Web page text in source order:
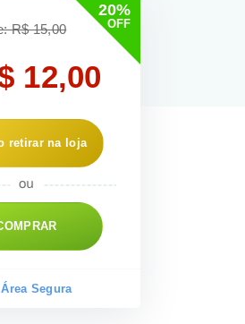
20%
OFF
R$ 15,00
12,00
retirar na loja
Área Segura